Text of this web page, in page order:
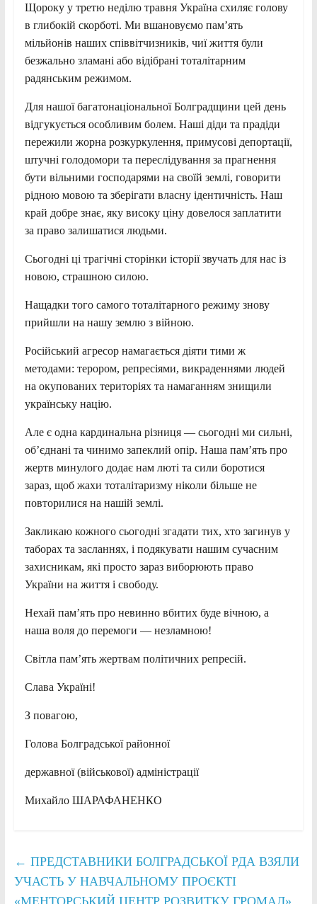
Щороку у третю неділю травня Україна схиляє голову
в глибокій скорботі. Ми вшановуємо пам’ять
мільйонів наших співвітчизників, чиї життя були
безжально зламані або відібрані тоталітарним
радянським режимом.
Для нашої багатонаціональної Болградщини цей день
відгукується особливим болем. Наші діди та прадіди
пережили жорна розкуркулення, примусові депортації,
штучні голодомори та переслідування за прагнення
бути вільними господарями на своїй землі, говорити
рідною мовою та зберігати власну ідентичність. Наш
край добре знає, яку високу ціну довелося заплатити
за право залишатися людьми.
Сьогодні ці трагічні сторінки історії звучать для нас із
новою, страшною силою.
Нащадки того самого тоталітарного режиму знову
прийшли на нашу землю з війною.
Російський агресор намагається діяти тими ж
методами: терором, репресіями, викраденнями людей
на окупованих територіях та намаганням знищили
українську націю.
Але є одна кардинальна різниця — сьогодні ми сильні,
об’єднані та чинимо запеклий опір. Наша пам’ять про
жертв минулого додає нам люті та сили боротися
зараз, щоб жахи тоталітаризму ніколи більше не
повторилися на нашій землі.
Закликаю кожного сьогодні згадати тих, хто загинув у
таборах та засланнях, і подякувати нашим сучасним
захисникам, які просто зараз виборюють право
України на життя і свободу.
Нехай пам’ять про невинно вбитих буде вічною, а
наша воля до перемоги — незламною!
Світла пам’ять жертвам політичних репресій.
Слава Україні!
З повагою,
Голова Болградської районної
державної (військової) адміністрації
Михайло ШАРАФАНЕНКО
← ПРЕДСТАВНИКИ БОЛГРАДСЬКОЇ РДА ВЗЯЛИ
УЧАСТЬ У НАВЧАЛЬНОМУ ПРОЄКТІ
«МЕНТОРСЬКИЙ ЦЕНТР РОЗВИТКУ ГРОМАД»